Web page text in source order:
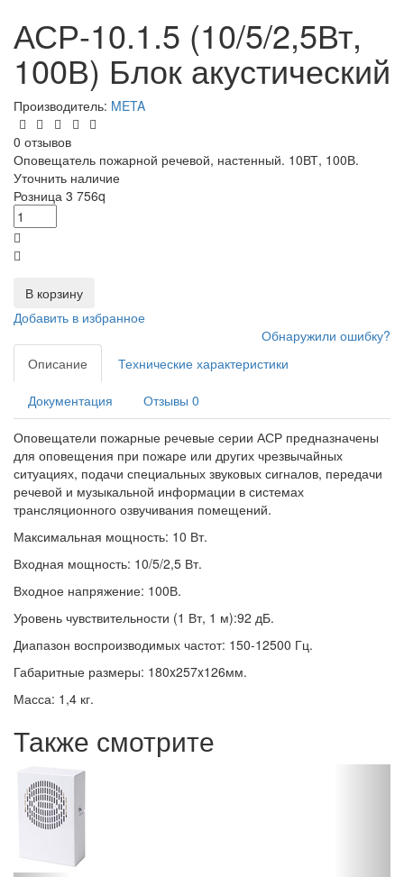
АСР-10.1.5 (10/5/2,5Вт,
100В) Блок акустический
Производитель: META
0 отзывов
Оповещатель пожарной речевой, настенный. 10ВТ, 100В.
Уточнить наличие
Розница 3 756q
В корзину
Добавить в избранное
Обнаружили ошибку?
Описание
Технические характеристики
Документация Отзывы 0
Оповещатели пожарные речевые серии АСР предназначены
для оповещения при пожаре или других чрезвычайных
ситуациях, подачи специальных звуковых сигналов, передачи
речевой и музыкальной информации в системах
трансляционного озвучивания помещений.
Максимальная мощность: 10 Вт.
Входная мощность: 10/5/2,5 Вт.
Входное напряжение: 100В.
Уровень чувствительности (1 Вт, 1 м):92 дБ.
Диапазон воспроизводимых частот: 150-12500 Гц.
Габаритные размеры: 180x257x126мм.
Масса: 1,4 кг.
Также смотрите